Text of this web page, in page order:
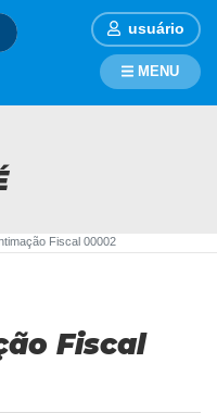
usuário
MENU
Fiscal 00002
Fiscal